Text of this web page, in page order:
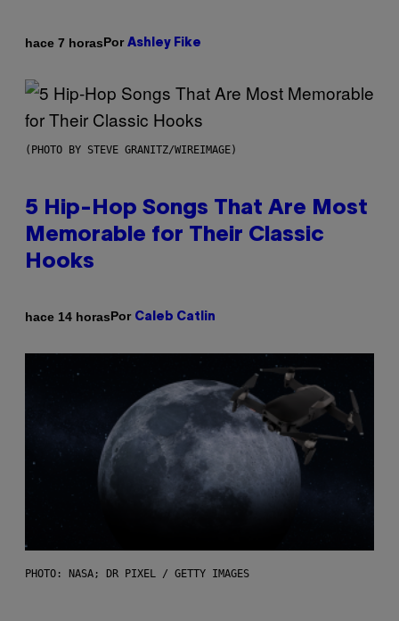
hace 7 horasPor Ashley Fike
(PHOTO BY STEVE GRANITZ/WIREIMAGE)
5 Hip-Hop Songs That Are Most
Memorable for Their Classic
Hooks
hace 14 horasPor Caleb Catlin
PHOTO: NASA; DR PIXEL / GETTY IMAGES